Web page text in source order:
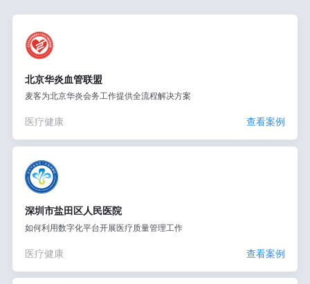
北京华炎血管联盟
麦客为北京华炎会务工作提供全流程解决方案
医疗健康 查看案例
深圳市盐田区人民医院
如何利用数字化平台开展医疗质量管理工作
医疗健康 查看案例